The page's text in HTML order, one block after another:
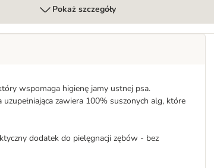
Pokaż szczegóły
wspomaga higienę jamy ustnej psa.
zawiera 100% suszonych alg, które
dodatek do pielęgnacji zębów - bez